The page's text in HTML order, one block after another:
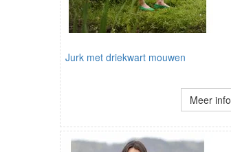
Jurk met driekwart mouwen
Meer info